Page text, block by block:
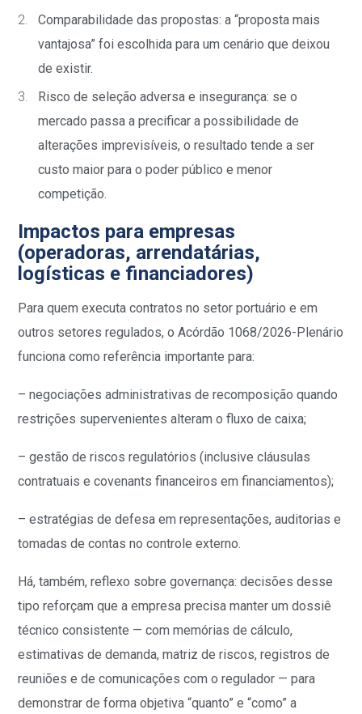
Comparabilidade das propostas: a “proposta mais
vantajosa” foi escolhida para um cenário que deixou
de existir.
Risco de seleção adversa e insegurança: se o
mercado passa a precificar a possibilidade de
alterações imprevisíveis, o resultado tende a ser
custo maior para o poder público e menor
competição.
Impactos para empresas
(operadoras, arrendatárias,
logísticas e financiadores)
Para quem executa contratos no setor portuário e em
outros setores regulados, o Acórdão 1068/2026-Plenário
funciona como referência importante para:
– negociações administrativas de recomposição quando
restrições supervenientes alteram o fluxo de caixa;
– gestão de riscos regulatórios (inclusive cláusulas
contratuais e covenants financeiros em financiamentos);
– estratégias de defesa em representações, auditorias e
tomadas de contas no controle externo.
Há, também, reflexo sobre governança: decisões desse
tipo reforçam que a empresa precisa manter um dossiê
técnico consistente — com memórias de cálculo,
estimativas de demanda, matriz de riscos, registros de
reuniões e de comunicações com o regulador — para
demonstrar de forma objetiva “quanto” e “como” a